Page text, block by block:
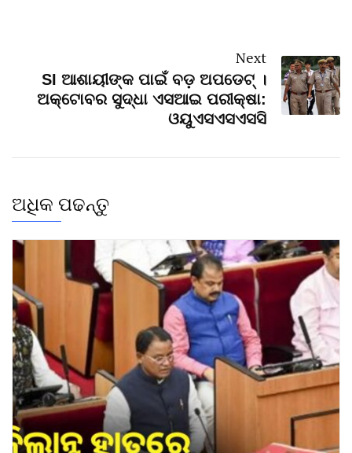
Next
SI ଆଶାୟୀଙ୍କ ପାଇଁ ବଡ଼ ଅପଡେଟ୍ ।
ଅକ୍ଟୋବର ସୁଦ୍ଧା ଏସଆଇ ପରୀକ୍ଷା:
ଓୟୁଏସଏସଏସସି
ଅଧିକ ପଢନ୍ତୁ